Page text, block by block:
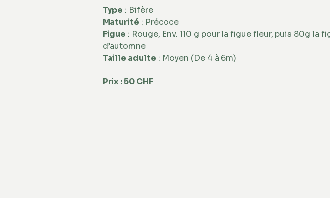
Type : Bifère
Maturité : Précoce
Figue : Rouge, Env. 110 g pour la figue fleur, puis 80g la
d’automne
Taille adulte : Moyen (De 4 à 6m)
Prix : 50 CHF